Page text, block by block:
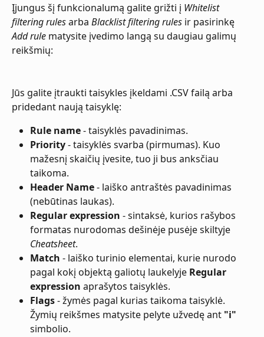
Įjungus šį funkcionalumą galite grižti į Whitelist
filtering rules arba Blacklist filtering rules ir pasirinkę
Add rule matysite įvedimo langą su daugiau galimų
reikšmių:
Jūs galite įtraukti taisykles įkeldami .CSV failą arba
pridedant naują taisyklę:
Rule name - taisyklės pavadinimas.
Priority - taisyklės svarba (pirmumas). Kuo
mažesnį skaičių įvesite, tuo ji bus anksčiau
taikoma.
Header Name - laiško antraštės pavadinimas
(nebūtinas laukas).
Regular expression - sintaksė, kurios rašybos
formatas nurodomas dešinėje pusėje skiltyje
Cheatsheet.
Match - laiško turinio elementai, kurie nurodo
pagal kokį objektą galiotų laukelyje Regular
expression aprašytos taisyklės.
Flags - žymės pagal kurias taikoma taisyklė.
Žymių reikšmes matysite pelyte užvedę ant "i"
simbolio.